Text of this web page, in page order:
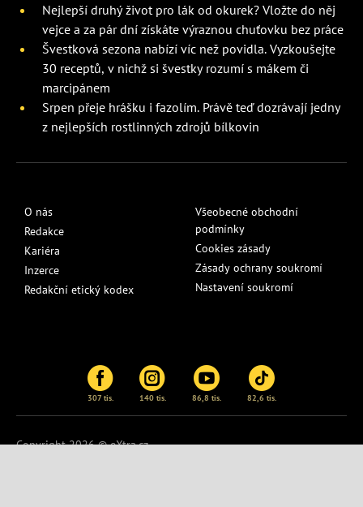
Nejlepší druhý život pro lák od okurek? Vložte do něj
vejce a za pár dní získáte výraznou chuťovku bez práce
Švestková sezona nabízí víc než povidla. Vyzkoušejte
30 receptů, v nichž si švestky rozumí s mákem či
marcipánem
Srpen přeje hrášku i fazolím. Právě teď dozrávají jedny
z nejlepších rostlinných zdrojů bílkovin
O nás
Redakce
Kariéra
Inzerce
Redakční etický kodex
Všeobecné obchodní
podmínky
Cookies zásady
Zásady ochrany soukromí
Nastavení soukromí
307 tis. 140 tis. 86,8 tis. 82,6 tis.
Copyright 2026 © eXtra.cz